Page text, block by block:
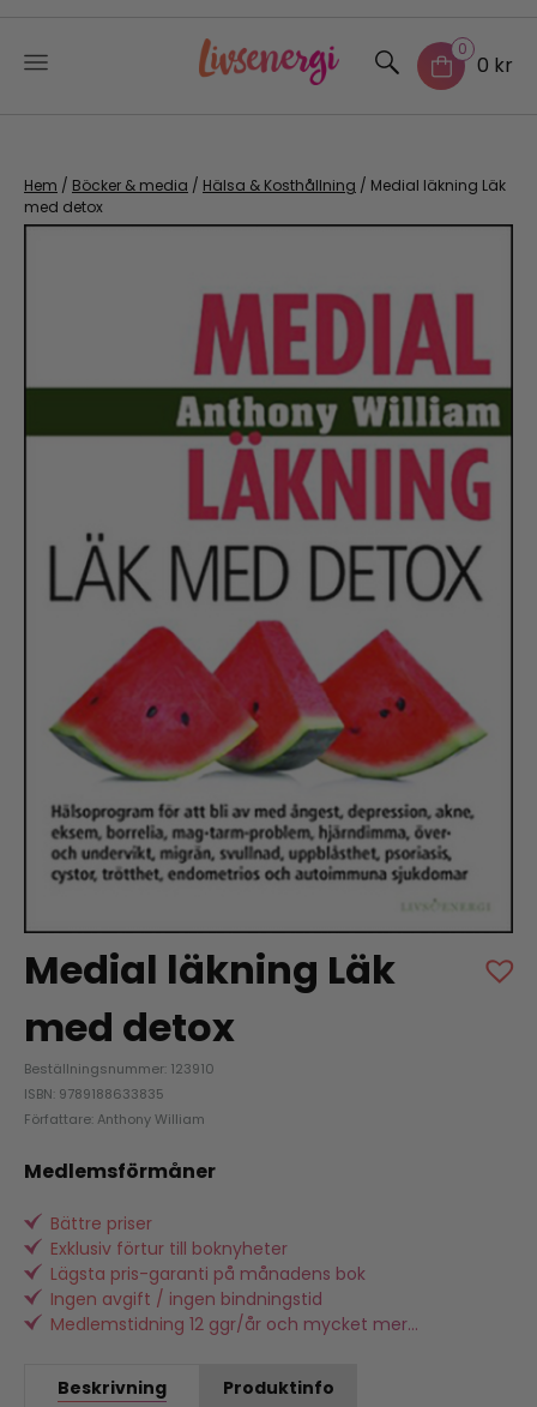
content
0
0 kr
Hem / Böcker & media / Hälsa & Kosthållning / Medial läkning Läk
med detox
Medial läkning Läk
med detox
Beställningsnummer: 123910
ISBN: 9789188633835
Författare: Anthony William
Medlemsförmåner
Bättre priser
Exklusiv förtur till boknyheter
Lägsta pris-garanti på månadens bok
Ingen avgift / ingen bindningstid
Medlemstidning 12 ggr/år och mycket mer...
Beskrivning Produktinfo